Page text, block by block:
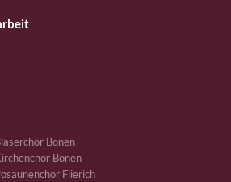
Bönen
Bönen
Flierich